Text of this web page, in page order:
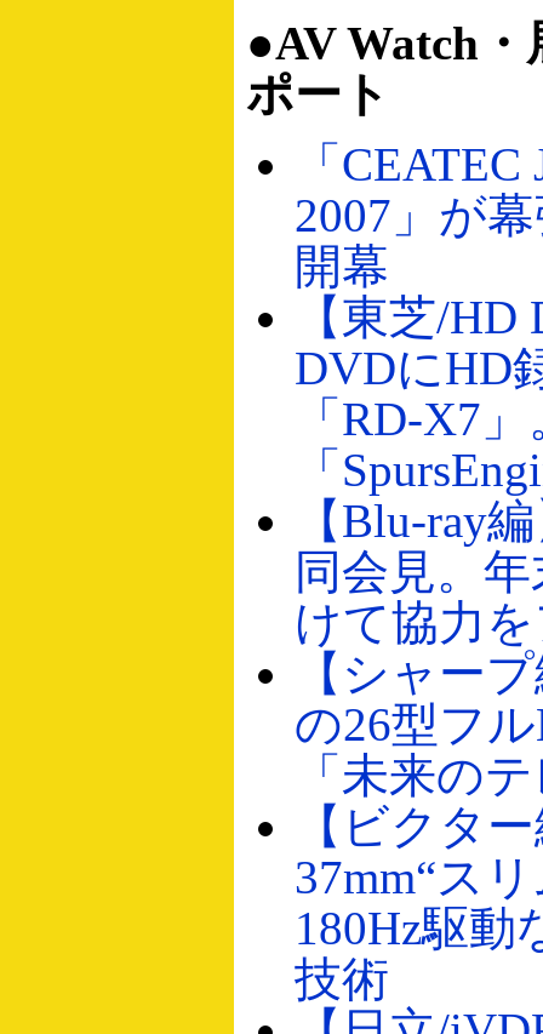
●AV Watch
ポート
「CEATEC
2007」が
開幕
【東芝/
DVDにHD
「RD-X7
「
【Blu-ray
同会見。
けて協力
【シャー
の26型フ
「未来の
【ビクタ
37mm“ス
180Hz駆動
技術